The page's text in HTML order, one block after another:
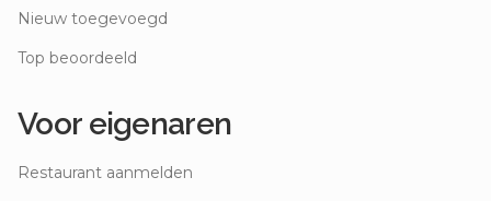
Nieuw toegevoegd
Top beoordeeld
Voor eigenaren
Restaurant aanmelden